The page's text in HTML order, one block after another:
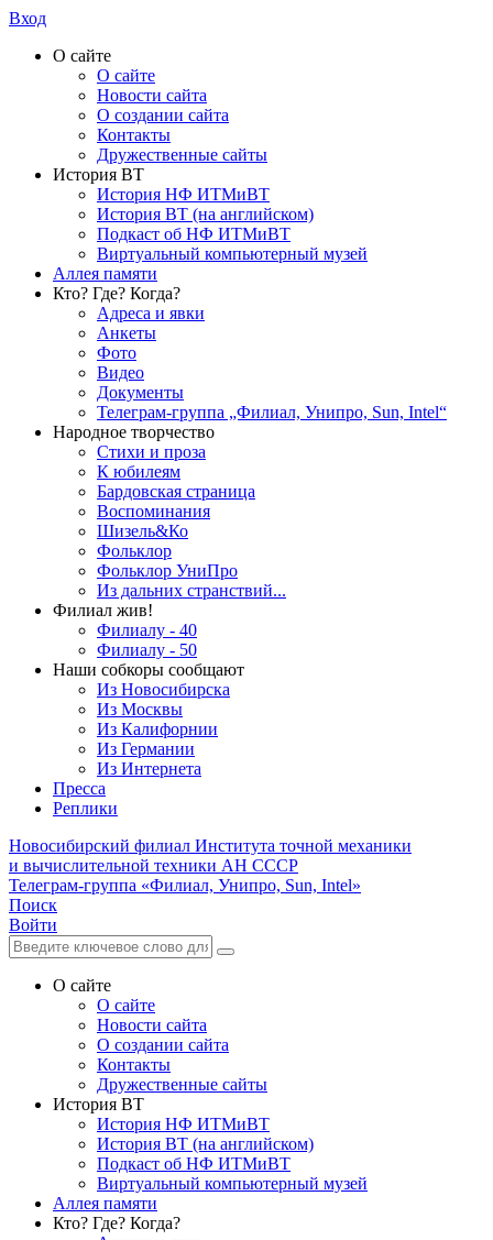
Вход
О сайте
О сайте
Новости сайта
О создании сайта
Контакты
Дружественные сайты
История ВТ
История НФ ИТМиВТ
История ВТ (на английском)
Подкаст об НФ ИТМиВТ
Виртуальный компьютерный музей
Аллея памяти
Кто? Где? Когда?
Адреса и явки
Анкеты
Фото
Видео
Документы
Телеграм-группа „Филиал, Унипро, Sun, Intel“
Народное творчество
Стихи и проза
К юбилеям
Бардовская страница
Воспоминания
Шизель&Ко
Фольклор
Фольклор УниПро
Из дальних странствий...
Филиал жив!
Филиалу - 40
Филиалу - 50
Наши собкоры сообщают
Из Новосибирска
Из Москвы
Из Калифорнии
Из Германии
Из Интернета
Пресса
Реплики
Новосибирский филиал Института точной механики
и вычислительной техники АН СССР
Телеграм-группа «Филиал, Унипро, Sun, Intel»
Поиск
Войти
О сайте
О сайте
Новости сайта
О создании сайта
Контакты
Дружественные сайты
История ВТ
История НФ ИТМиВТ
История ВТ (на английском)
Подкаст об НФ ИТМиВТ
Виртуальный компьютерный музей
Аллея памяти
Кто? Где? Когда?